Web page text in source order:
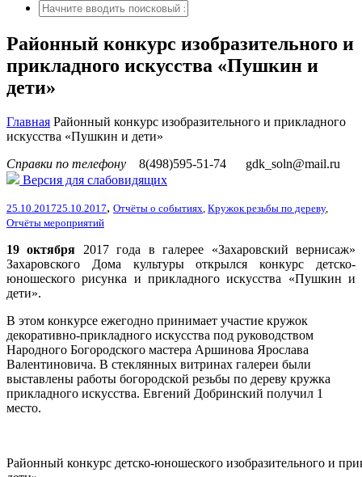
Районный конкурс изобразительного и
прикладного искусства «Пушкин и
дети»
Главная Районный конкурс изобразительного и прикладного
искусства «Пушкин и дети»
Справки по телефону
8(498)595-51-74
gdk_soln@mail.ru
Версия для слабовидящих
25.10.201725.10.2017, Отчёты о событиях Кружок резьбы по дереву,
Отчёты мероприятий
19 октября 2017 года в галерее «Захаровский вернисаж»
Захаровского Дома культуры открылся конкурс детско-
юношеского рисунка и прикладного искусства «Пушкин и
дети».
В этом конкурсе ежегодно принимает участие кружок
декоративно-прикладного искусства под руководством
Народного Богородского мастера Аршинова Ярослава
Валентиновича. В стеклянных витринах галереи были
выставлены работы богородской резьбы по дереву кружка
прикладного искусства. Евгений Добринский получил 1
место.
Районный конкурс детско-юношеского изобразительного и